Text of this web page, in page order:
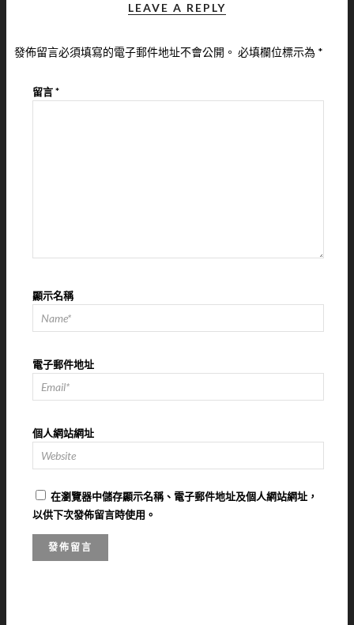
LEAVE A REPLY
發佈留言必須填寫的電子郵件地址不會公開。 必填欄位標示為 *
留言*
顯示名稱
電子郵件地址
個人網站網址
在瀏覽器中儲存顯示名稱、電子郵件地址及個人網站網址，
以供下次發佈留言時使用。